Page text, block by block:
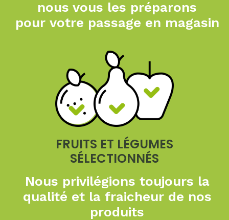
FRUITS ET LÉGUMES
SÉLECTIONNÉS
Nous privilégions toujours la
qualité et la fraicheurde nos
produits
nous vous les préparons
pourvotre passage en magasin